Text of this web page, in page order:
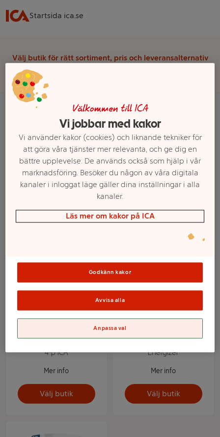
Startsida ica.se
Välj butik för rätt sortiment, pris och leveransalternativ
Hemelektronik & Batterier Batterier
Knappcellsbatterier
Ett exempel på onlinesortiment visas.
Knappcellsbatterier
Knappcellsbatteri LR44
4-p ICA
Mer info
Välj butik
Klockbatteri 377/376 1-p
Energizer
Mer info
Välj butik
Välkommen till ICA
Vi jobbar med kakor
Vi använder kakor (cookies) och liknande tekniker för
att göra våra tjänster mer relevanta, och ge dig en
bättre upplevelse. De används också som hjälp i vår
marknadsföring. Besöker du någon av våra digitala
kanaler i inloggat läge gäller dina inställningar i alla
kanaler.
Läs mer om kakor på ICA
Godkänn kakor
Avvisa alla
Anpassa val